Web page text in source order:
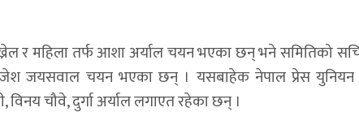
र महिला तर्फ आशा अर्याल चयन भएका छन् भने समितिको
वृजेश जयसवाल चयन भएका छन् । यसबाहेक नेपाल प्रेस
विनय चौवे, दुर्गा अर्याल लगाएत रहेका छन् ।